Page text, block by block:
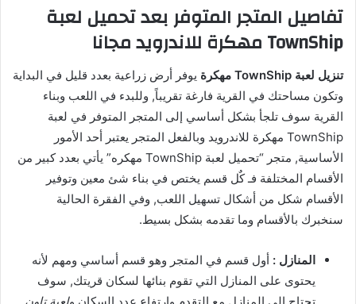
تفاصيل المتجر المتوفر بعد تحميل لعبة
TownShip مهكرة للاندرويد مجانا
تنزيل لعبة TownShip مهكرة
يوفر أرض زراعية بعدد قليل في البداية
وتكون مساحتك في القرية فارغة تقريباً, وللبدء في اللعب وبناء
القرية سوف تلجأ بشكل أساسي إلى المتجر المتوفر في لعبة
TownShip مهكرة للاندرويد وبالفعل المتجر يعتبر أحد الأمور
الأساسية, متجر “تحميل لعبة TownShip مهكره” يأتي بعدد كبير من
الأقسام المختلفة فـ كٌل قسم يختص في بناء شئ معين وتوفير
الأقسام شكل من أشكال تسهيل اللعب, وفي الفقرة الحالية
سنخبرك بالأقسام وما تقدمه بشكل بسيط.
المنازل : أول قسم في المتجر وهو قسم أساسي ومهم لأنه
يحتوى على المنازل التي تقوم بنائها لسكان قريتك, سوف